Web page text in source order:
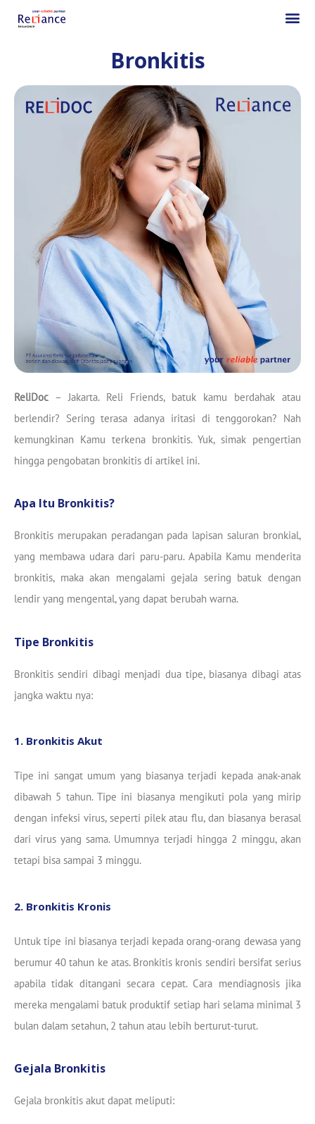
Bronkitis
ReliDoc – Jakarta. Reli Friends, batuk kamu berdahak atau
berlendir? Sering terasa adanya iritasi di tenggorokan? Nah
kemungkinan Kamu terkena bronkitis. Yuk, simak pengertian
hingga pengobatan bronkitis di artikel ini.
Apa Itu Bronkitis?
Bronkitis merupakan peradangan pada lapisan saluran bronkial,
yang membawa udara dari paru-paru. Apabila Kamu menderita
bronkitis, maka akan mengalami gejala sering batuk dengan
lendir yang mengental, yang dapat berubah warna.
Tipe Bronkitis
Bronkitis sendiri dibagi menjadi dua tipe, biasanya dibagi atas
jangka waktu nya:
1. Bronkitis Akut
Tipe ini sangat umum yang biasanya terjadi kepada anak-anak
dibawah 5 tahun. Tipe ini biasanya mengikuti pola yang mirip
dengan infeksi virus, seperti pilek atau flu, dan biasanya berasal
dari virus yang sama. Umumnya terjadi hingga 2 minggu, akan
tetapi bisa sampai 3 minggu.
2. Bronkitis Kronis
Untuk tipe ini biasanya terjadi kepada orang-orang dewasa yang
berumur 40 tahun ke atas. Bronkitis kronis sendiri bersifat serius
apabila tidak ditangani secara cepat. Cara mendiagnosis jika
mereka mengalami batuk produktif setiap hari selama minimal 3
bulan dalam setahun, 2 tahun atau lebih berturut-turut.
Gejala Bronkitis
Gejala bronkitis akut dapat meliputi: